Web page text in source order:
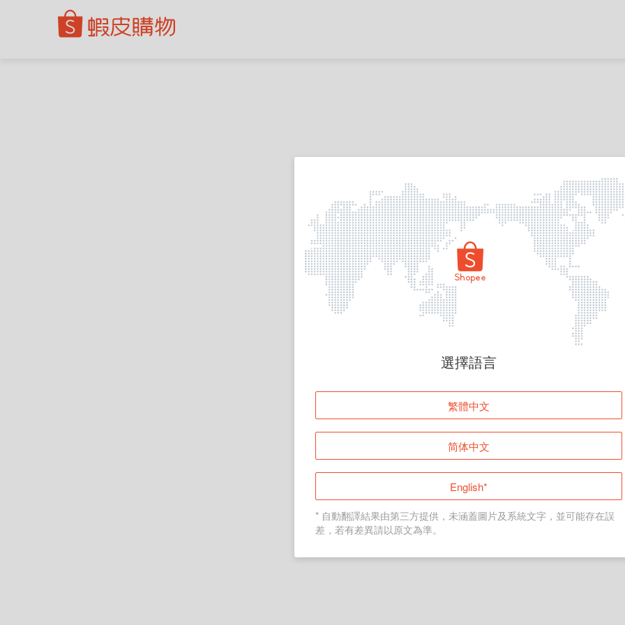
頁面無法顯示
登入
返回首頁
選擇語言
繁體中文
简体中文
English*
* 自動翻譯結果由第三方提供，未涵蓋圖片及系統文字，並可能存在誤
差，若有差異請以原文為準。